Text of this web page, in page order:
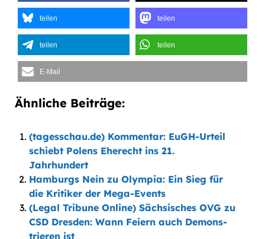
teilen teilen
teilen teilen
E-Mail
Ähnliche Beiträge:
(tagesschau.de) Kommentar: EuGH-Urteil
schiebt Polens Eherecht ins 21.
Jahrhundert
Hamburgs Nein zu Olympia: Ein Sieg für
die Kritiker der Mega-Events
(Legal Tribune Online) Sächsisches OVG zu
CSD Dresden: Wann Feiern auch Demon­s­
trieren ist